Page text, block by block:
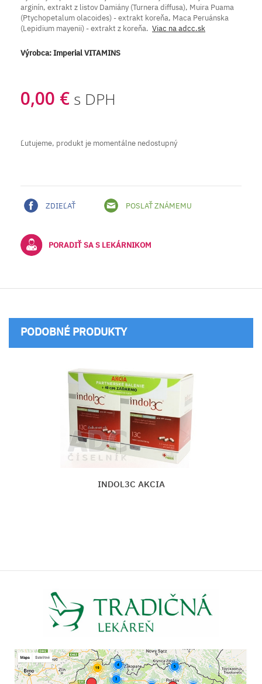
arginín, extrakt z listov Damiány (Turnera diffusa), Muira Puama
(Ptychopetalum olacoides) - extrakt koreňa, Maca Peruánska
(Lepidium mayenii) - extrakt z koreňa. Viac na adcc.sk
Výrobca:Imperial VITAMINS
0,00 € s DPH
Ľutujeme, produkt je momentálne nedostupný
ZDIEĽAŤ POSLAŤ ZNÁMEMU
PORADIŤ SA S LEKÁRNIKOM
PODOBNÉ PRODUKTY
INDOL3C AKCIA